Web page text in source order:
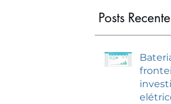
Posts